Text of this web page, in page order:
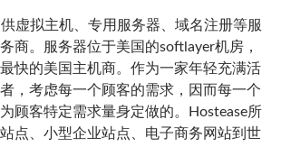
虚拟主机、专用服务器、域名注册等服
商。服务器位于美国的softlayer机房，
快的美国主机商。作为一家年轻充满活
，考虑每一个顾客的需求，因而每一个
顾客特定需求量身定做的。Hostease所
点、小型企业站点、电子商务网站到世